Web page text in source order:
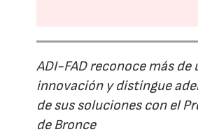
ADI-FAD reconoce más de
innovación y distingue
de sus soluciones con el
de Bronce